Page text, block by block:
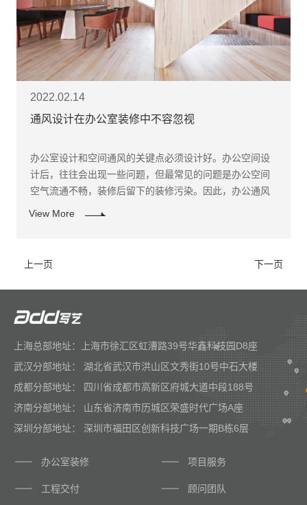
2022.02.14
通风设计在办公室装修中不容忽视
​办公室设计和空间通风的关键点必须设计好。办公空间设
计后，往往会出现一些问题，但最常见的问题是办公空间
空气流通不畅，装修后留下的装修污染。因此，办公通风
View More
上一页 下一页
上海总部地址：上海市徐汇区虹漕路39号华鑫科技园D8座
武汉分部地址： 湖北省武汉市洪山区文秀街10号中石大楼
成都分部地址： 四川省成都市高新区府城大道中段188号
济南分部地址： 山东省济南市历城区荣盛时代广场A座
深圳分部地址： 深圳市福田区创新科技广场一期B栋6层
办公室装修 项目服务
工程交付 顾问团队